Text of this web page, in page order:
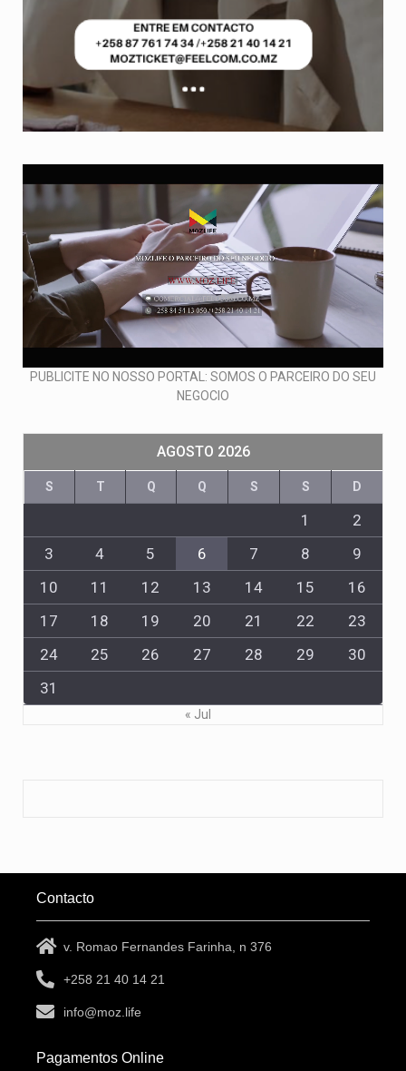
PUBLICITE NO NOSSO PORTAL: SOMOS O PARCEIRO DO SEU
NEGOCIO
AGOSTO 2026
S T Q Q S S D
1
2
3
4 5 6 7 8
9
10
11 12 13 14 15
16
17
18 19 20 21 22
23
24
25 26 27 28 29
30
31
« Jul
Contacto
v. Romao Fernandes Farinha, n 376
+258 21 40 14 21
info@moz.life
Pagamentos Online